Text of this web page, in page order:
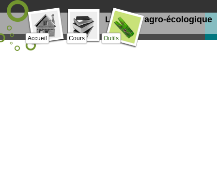
Le projet agro-écologique
Cours Outils
Accueil